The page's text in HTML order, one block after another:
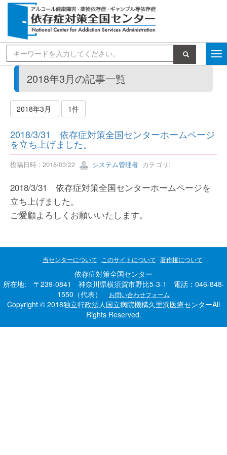
検索
2018年3月の記事一覧
2018年3月 1件
2018/3/31 依存症対策全国センターホームページ
を立ち上げました。
投稿日時 : 2018/03/22 システム管理者 カテゴリ:
2018/3/31 依存症対策全国センターホームページを
立ち上げました。
ご愛顧よろしくお願いいたします。
当センターについて このサイトについて 著作権について
依存症対策全国センター
所在地: 〒239-0841 神奈川県横須賀市野比5-3-1 電話：046-848-
1550（代表）
お問い合わせフォーム
Copyright © 2018独立行政法人国立病院機構久里浜医療センターAll
Rights Reserved.